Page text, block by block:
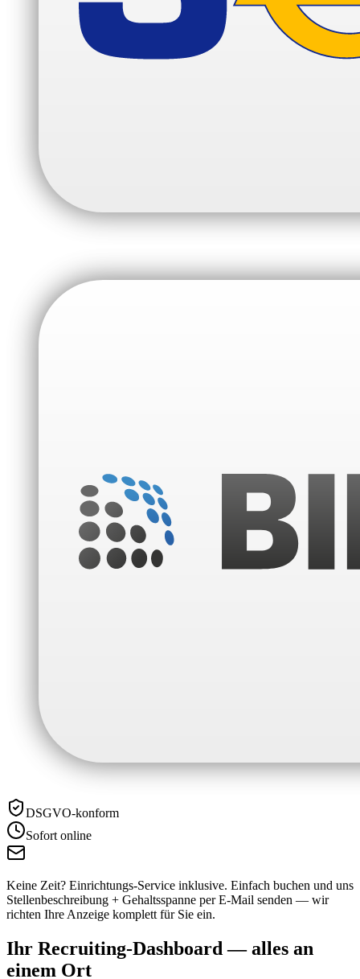
DSGVO-konform
Sofort online
Keine Zeit? Einrichtungs-Service inklusive. Einfach buchen und uns
Stellenbeschreibung + Gehaltsspanne per E-Mail senden — wir
richten Ihre Anzeige komplett für Sie ein.
Ihr Recruiting-Dashboard — alles an
einem Ort